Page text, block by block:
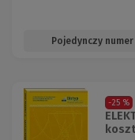
Pojedynczy numer
-25 %